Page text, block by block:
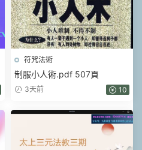
符咒法術
制服小人術.pdf 507頁
3天前 10